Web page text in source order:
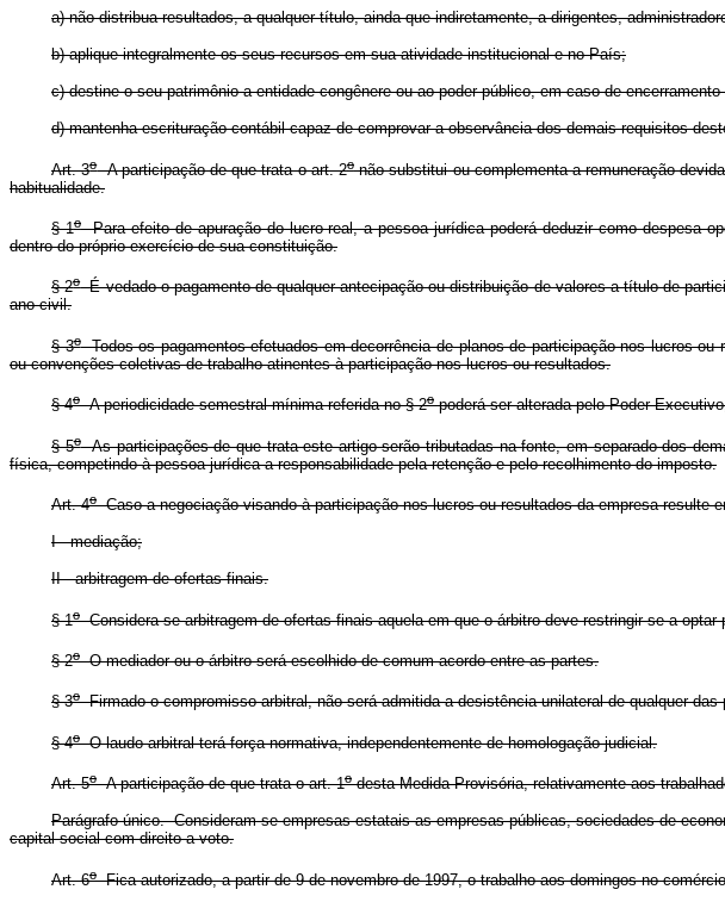
a) não distribua resultados, a qualquer título, ainda que indiretamente, a dirigentes,
b) aplique integralmente os seus recursos em sua atividade institucional e no País;
c) destine o seu patrimônio a entidade congênere ou ao poder público, em caso de
d) mantenha escrituração contábil capaz de comprovar a observância dos demais requisitos
Art. 3oA participação de que trata o art. 2onão substitui ou complementa a remuneração
habitualidade.
§ 1oPara efeito de apuração do lucro real, a pessoa jurídica poderá deduzir como despesa
dentro do próprio exercício de sua constituição.
§ 2oÉ vedado o pagamento de qualquer antecipação ou distribuição de valores a título de
ano civil.
§ 3oTodos os pagamentos efetuados em decorrência de planos de participação nos lucros
ou convenções coletivas de trabalho atinentes à participação nos lucros ou resultados.
§ 4oA periodicidade semestral mínima referida no § 2opoderá ser alterada pelo Poder
§ 5oAs participações de que trata este artigo serão tributadas na fonte, em separado dos
física, competindo à pessoa jurídica a responsabilidade pela retenção e pelo recolhimento do imposto.
Art. 4oCaso a negociação visando à participação nos lucros ou resultados da empresa
I - mediação;
II - arbitragem de ofertas finais.
§ 1oConsidera-se arbitragem de ofertas finais aquela em que o árbitro deve restringir-se a
§ 2oO mediador ou o árbitro será escolhido de comum acordo entre as partes.
§ 3oFirmado o compromisso arbitral, não será admitida a desistência unilateral de qualquer das
§ 4oO laudo arbitral terá força normativa, independentemente de homologação judicial.
Art. 5oA participação de que trata o art. 1odesta Medida Provisória, relativamente aos
Parágrafo único. Consideram-se empresas estatais as empresas públicas, sociedades de
capital social com direito a voto.
Art. 6oFica autorizado, a partir de 9 de novembro de 1997, o trabalho aos domingos no